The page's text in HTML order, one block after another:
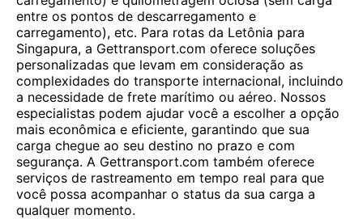
entre os pontos de descarregamento e
carregamento), etc. Para rotas da Letônia para
Singapura, a Gettransport.com oferece soluções
personalizadas que levam em consideração as
complexidades do transporte internacional, incluindo
a necessidade de frete marítimo ou aéreo. Nossos
especialistas podem ajudar você a escolher a opção
mais econômica e eficiente, garantindo que sua
carga chegue ao seu destino no prazo e com
segurança. A Gettransport.com também oferece
serviços de rastreamento em tempo real para que
você possa acompanhar o status da sua carga a
qualquer momento.